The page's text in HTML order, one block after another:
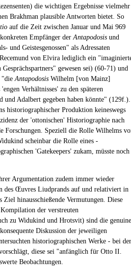
die wichtigen Ergebnisse vielmehr
Brakhman plausible Antworten bietet. So
auf die Zeit zwischen Januar und Mai 969
Empfänger derAntapodosis und
und Geistesgenossen" als Adressaten
von Elvira lediglich ein
gewesen sei) (60-71) und
"dieAntapodosis Wilhelm [von Mainz]
Verhältnisses' zu den späteren
Adalbert gegeben haben könnte" (129f.).
historiographischer Produktion keineswegs
der 'ottonischen' Historiographie nach
Forschungen. Speziell die Rolle Wilhelms
scheinbar die Rolle eines -
'Gatekeepers' zukam, müsste noch
Argumentation zudem immer wieder
des Œuvres Liudprands auf und relativiert in
Ziel hinausschießende Vermutungen. Diese
der verstreuten
zu Widukind und Hrotsvit) sind die genuine
Diskussion der jeweiligen
historiographischen Werke - bei der
diese sei "anfänglich für Otto II.
Beobachtungen.